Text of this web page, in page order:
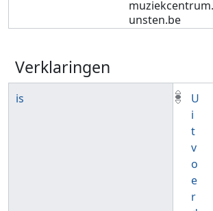
unsten.be
Verklaringen
is
U
i
t
v
o
e
r